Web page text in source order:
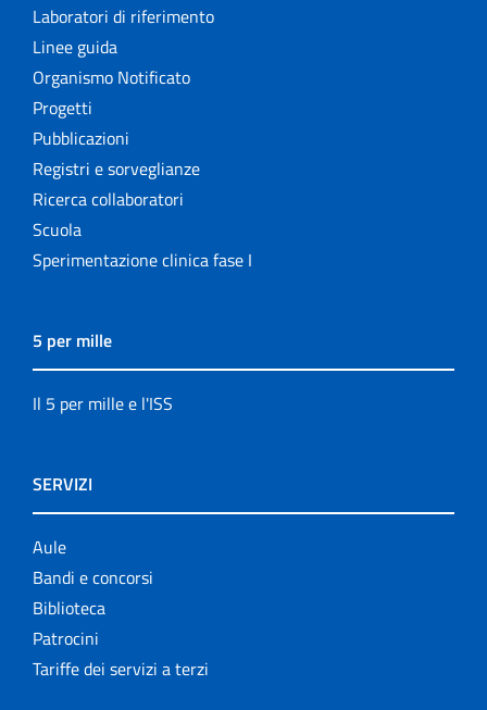
Laboratori di riferimento
Linee guida
Organismo Notificato
Progetti
Pubblicazioni
Registri e sorveglianze
Ricerca collaboratori
Scuola
Sperimentazione clinica fase I
5 per mille
Il 5 per mille e l'ISS
SERVIZI
Aule
Bandi e concorsi
Biblioteca
Patrocini
Tariffe dei servizi a terzi